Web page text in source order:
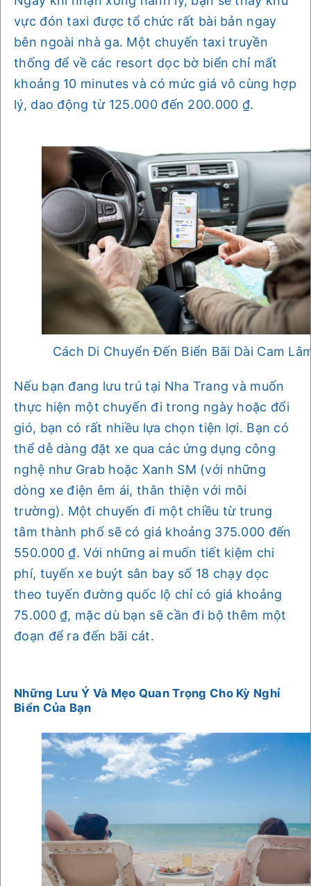
vực đón taxi được tổ chức rất bài bản ngay
bên ngoài nhà ga. Một chuyến taxi truyền
thống để về các resort dọc bờ biển chỉ mất
khoảng 10 minutes và có mức giá vô cùng hợp
lý, dao động từ 125.000 đến 200.000 ₫.
Cách Di Chuyển Đến Biển Bãi Dài Cam
Nếu bạn đang lưu trú tại Nha Trang và muốn
thực hiện một chuyến đi trong ngày hoặc đổi
gió, bạn có rất nhiều lựa chọn tiện lợi. Bạn có
thể dễ dàng đặt xe qua các ứng dụng công
nghệ như Grab hoặc Xanh SM (với những
dòng xe điện êm ái, thân thiện với môi
trường). Một chuyến đi một chiều từ trung
tâm thành phố sẽ có giá khoảng 375.000 đến
550.000 ₫. Với những ai muốn tiết kiệm chi
phí, tuyến xe buýt sân bay số 18 chạy dọc
theo tuyến đường quốc lộ chỉ có giá khoảng
75.000 ₫, mặc dù bạn sẽ cần đi bộ thêm một
đoạn để ra đến bãi cát.
Những Lưu Ý Và Mẹo Quan Trọng Cho Kỳ Nghỉ
Biển Của Bạn